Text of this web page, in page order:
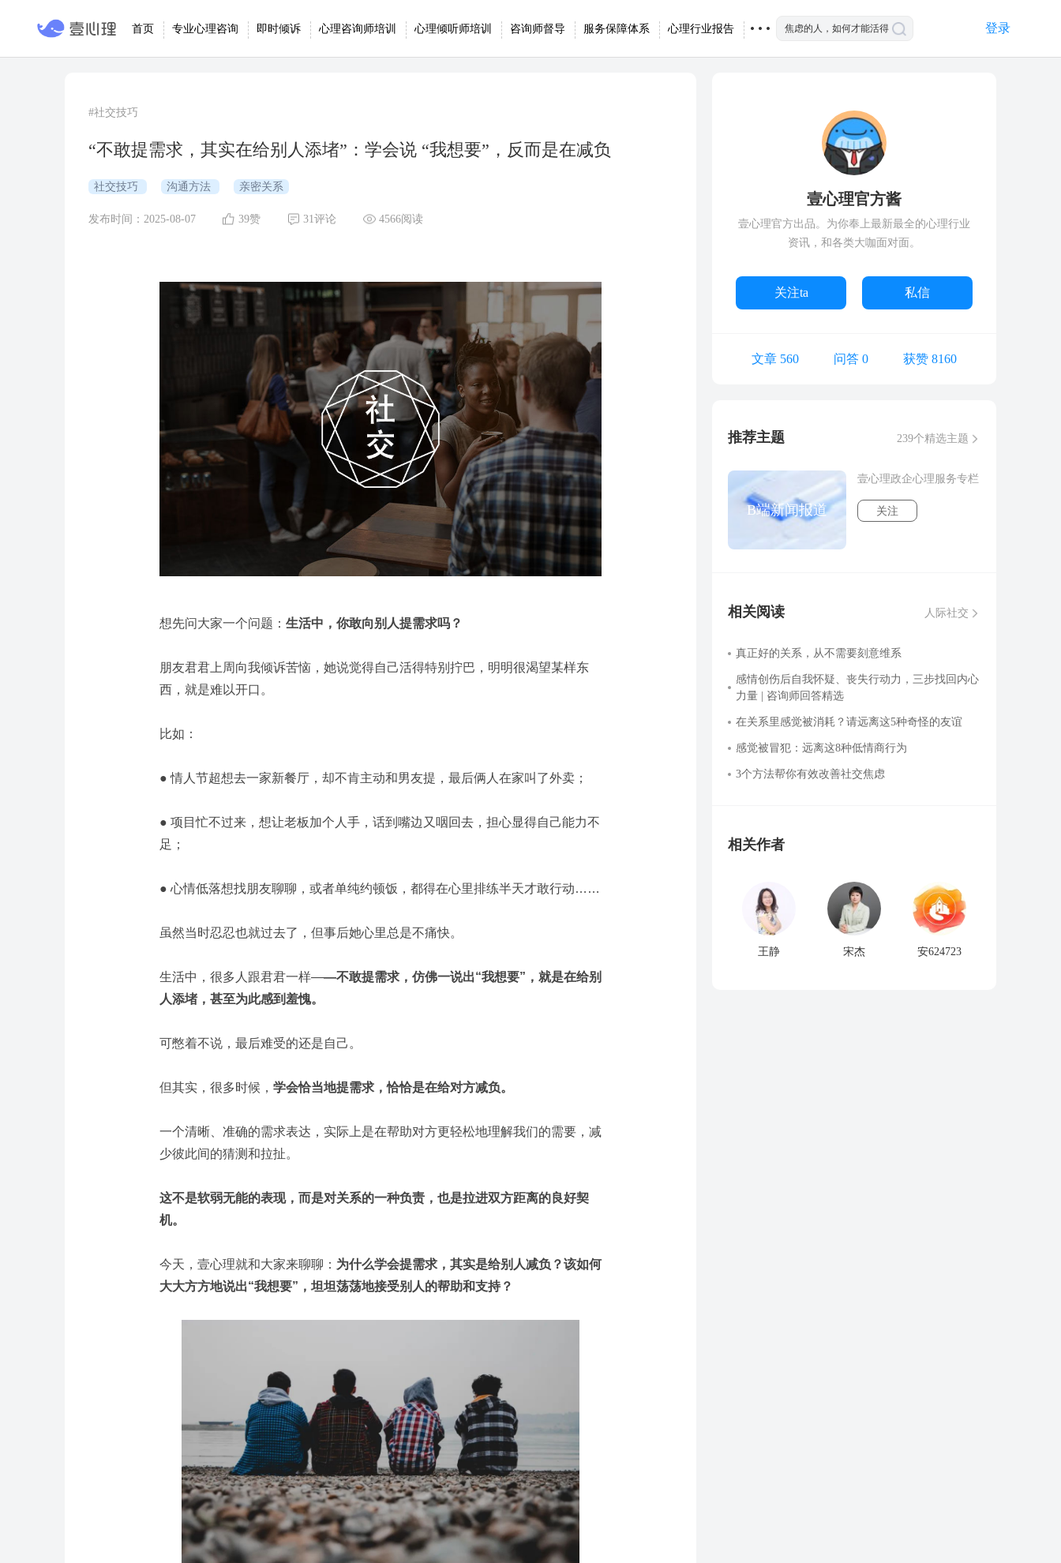
首页 专业心理咨询 即时倾诉 心理咨询师培训 心理倾听师培训 咨询师督导 服务保障体系 心理行业报告 登录
#社交技巧
“不敢提需求，其实在给别人添堵”：学会说 “我想要”，反而是在减负
社交技巧 沟通方法 亲密关系
发布时间：2025-08-07 39赞 31评论 4566阅读
想先问大家一个问题： 生活中，你敢向别人提需求吗？
朋友君君上周向我倾诉苦恼，她说觉得自己活得特别拧巴，明明很渴望某样东
西，就是难以开口。
比如：
● 情人节超想去一家新餐厅，却不肯主动和男友提，最后俩人在家叫了外卖；
● 项目忙不过来，想让老板加个人手，话到嘴边又咽回去，担心显得自己能力不
足；
● 心情低落想找朋友聊聊，或者单纯约顿饭，都得在心里排练半天才敢行动……
虽然当时忍忍也就过去了，但事后她心里总是不痛快。
生活中，很多人跟君君一样——不敢提需求，仿佛一说出“我想要”，就是在给别
人添堵，甚至为此感到羞愧。
可憋着不说，最后难受的还是自己。
但其实，很多时候， 学会恰当地提需求，恰恰是在给对方减负。
一个清晰、准确的需求表达，实际上是在帮助对方更轻松地理解我们的需要，减
少彼此间的猜测和拉扯。
这不是软弱无能的表现，而是对关系的一种负责，也是拉进双方距离的良好契
机。
今天，壹心理就和大家来聊聊： 为什么学会提需求，其实是给别人减负？该如何
大大方方地说出“我想要”，坦坦荡荡地接受别人的帮助和支持？
壹心理官方酱
壹心理官方出品。为你奉上最新最全的心理行业
资讯，和各类大咖面对面。
关注ta 私信
文章 560 问答 0 获赞 8160
推荐主题 239个精选主题
B端新闻报道
壹心理政企心理服务专栏
关注
相关阅读 人际社交
真正好的关系，从不需要刻意维系
感情创伤后自我怀疑、丧失行动力，三步找回内心
力量 | 咨询师回答精选
在关系里感觉被消耗？请远离这5种奇怪的友谊
感觉被冒犯：远离这8种低情商行为
3个方法帮你有效改善社交焦虑
相关作者
王静 宋杰 安624723